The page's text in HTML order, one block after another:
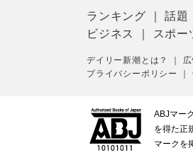
ランキング ｜話題
ビジネス
スポー
デイリー新潮とは？
プライバシーポリシー
｜
ABJマー
を得た正
マークを